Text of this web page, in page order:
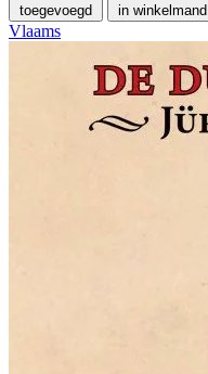
toegevoegd in winkelmand
Vlaams